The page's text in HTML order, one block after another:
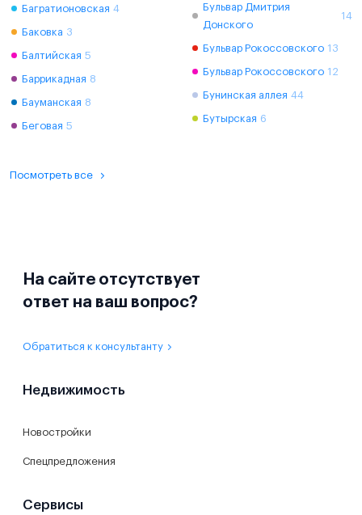
Багратионовская 4
Баковка 3
Балтийская 5
Баррикадная 8
Бауманская 8
Беговая 5
Бульвар Дмитрия
Донского
14
Бульвар Рокоссовского 13
Бульвар Рокоссовского 12
Бунинская аллея 44
Бутырская 6
Посмотреть все
На сайте отсутствует
ответ на ваш вопрос?
Обратиться к консультанту
Недвижимость
Новостройки
Спецпредложения
Сервисы